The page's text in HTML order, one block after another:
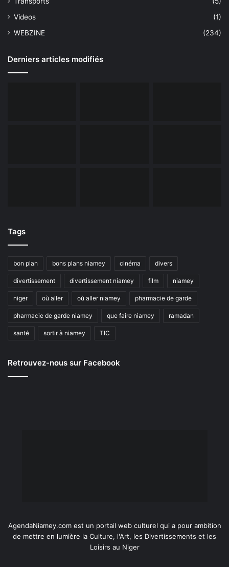
Videos
(1)
WEBZINE
(234)
Derniers articles modifiés
Tags
bon plan bons plans niamey cinéma divers
divertissement divertissement niamey film niamey
niger où aller où aller niamey pharmacie de garde
pharmacie de garde niamey que faire niamey ramadan
santé sortir à niamey TIC
Retrouvez-nous sur Facebook
AgendaNiamey.com est un portail web culturel qui a pour ambition
de mettre en lumière la Culture, l'Art, les Divertissements et les
Loisirs au Niger